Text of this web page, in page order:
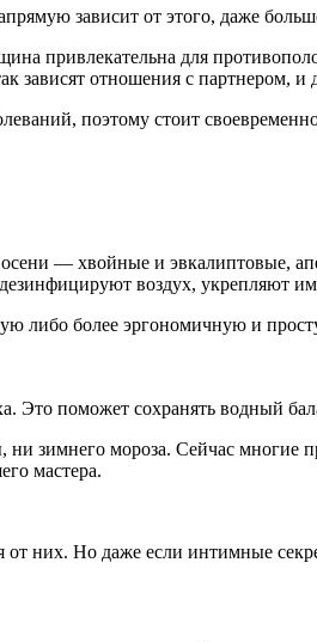
зависит от этого, даже
привлекательна для
зависят отношения с партнером, и
поэтому стоит
— хвойные и эвкалиптовые,
воздух, укрепляют
либо более эргономичную и
Это поможет сохранять водный
зимнего мороза. Сейчас многие
мастера.
них. Но даже если интимные